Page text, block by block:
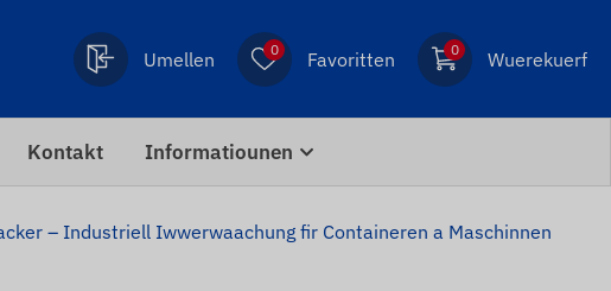
Umellen 0 Favoritten 0 Wuerekuerf
Kontakt Informatiounen
– Industriell Iwwerwaachung fir Containeren a Maschinnen